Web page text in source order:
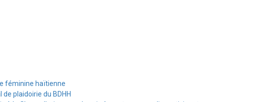
féminine haïtienne
plaidoirie du BDHH